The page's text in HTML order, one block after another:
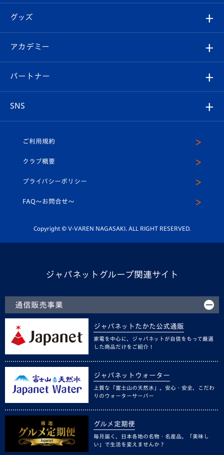
チケット
イベント
メディア
ホームタウン
スタッフプロフィール
マスコット紹介
平和祈念活動
ホームタウン活動
はじめての観戦ガイド
Revive Team
ヴィヴィくんの長崎おもてなしガイド
フォトギャラリー
スタジアムグルメ
チケット
V-LOVERS（ファンクラブ）
プレイヤーズスイート
グッズ
オンラインショップ
店舗情報
アカデミー
育成からのお知らせ
U-18
スクール
パートナー
SNS
ヴィヴィくんインスタグラム
公式LINE＠
ご利用規約
クラブ概要
プライバシーポリシー
FAQ〜お問合せ〜
Copyright © V-VAREN NAGASAKI. ALL RIGHT RESERVED.
ジャパネットグループ関連サイト
通信販売事業
ジャパネットたかた公式通販
家電を中心に、ジャパネットが自信をもって厳選
した商品だけをご紹介！
ジャパネットウォーター
上質な「富士山の天然水」。安心・安全、こだわ
りのウォーターサーバー
グルメ定期便
毎月届く、日本各地の名物・名産品。「美味し
い」で生活を変えませんか？